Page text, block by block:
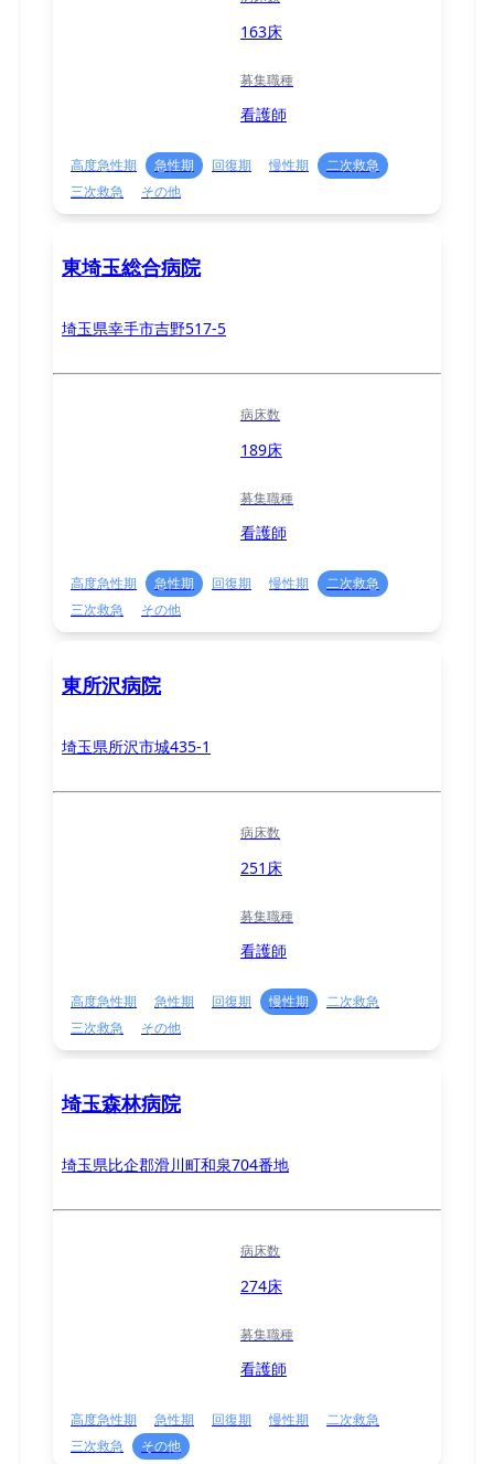
163床
募集職種
看護師
高度急性期 急性期 回復期 慢性期
二次救急
三次救急
その他
東埼玉総合病院
埼玉県幸手市吉野517-5
病床数
189床
募集職種
看護師
高度急性期 急性期 回復期 慢性期
二次救急
三次救急
その他
東所沢病院
埼玉県所沢市城435-1
病床数
251床
募集職種
看護師
高度急性期 急性期 回復期 慢性期
二次救急
三次救急
その他
埼玉森林病院
埼玉県比企郡滑川町和泉704番地
病床数
274床
募集職種
看護師
高度急性期 急性期 回復期 慢性期
二次救急
三次救急
その他